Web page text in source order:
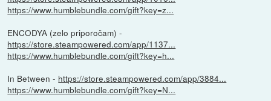
https://www.humblebundle.com/gift?key=z...
ENCODYA (zelo priporočam) -
https://store.steampowered.com/app/1137...
https://www.humblebundle.com/gift?key=h...
In Between - https://store.steampowered.com/app/3884...
https://www.humblebundle.com/gift?key=N...